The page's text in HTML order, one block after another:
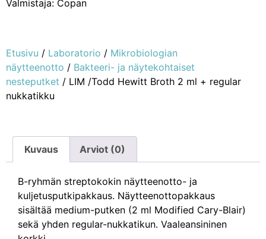
Valmistaja: Copan
Etusivu / Laboratorio / Mikrobiologian
näytteenotto / Bakteeri- ja näytekohtaiset
nesteputket / LIM /Todd Hewitt Broth 2 ml + regular
nukkatikku
Kuvaus Arviot (0)
B-ryhmän streptokokin näytteenotto- ja
kuljetusputkipakkaus. Näytteenottopakkaus
sisältää medium-putken (2 ml Modified Cary-Blair)
sekä yhden regular-nukkatikun. Vaaleansininen